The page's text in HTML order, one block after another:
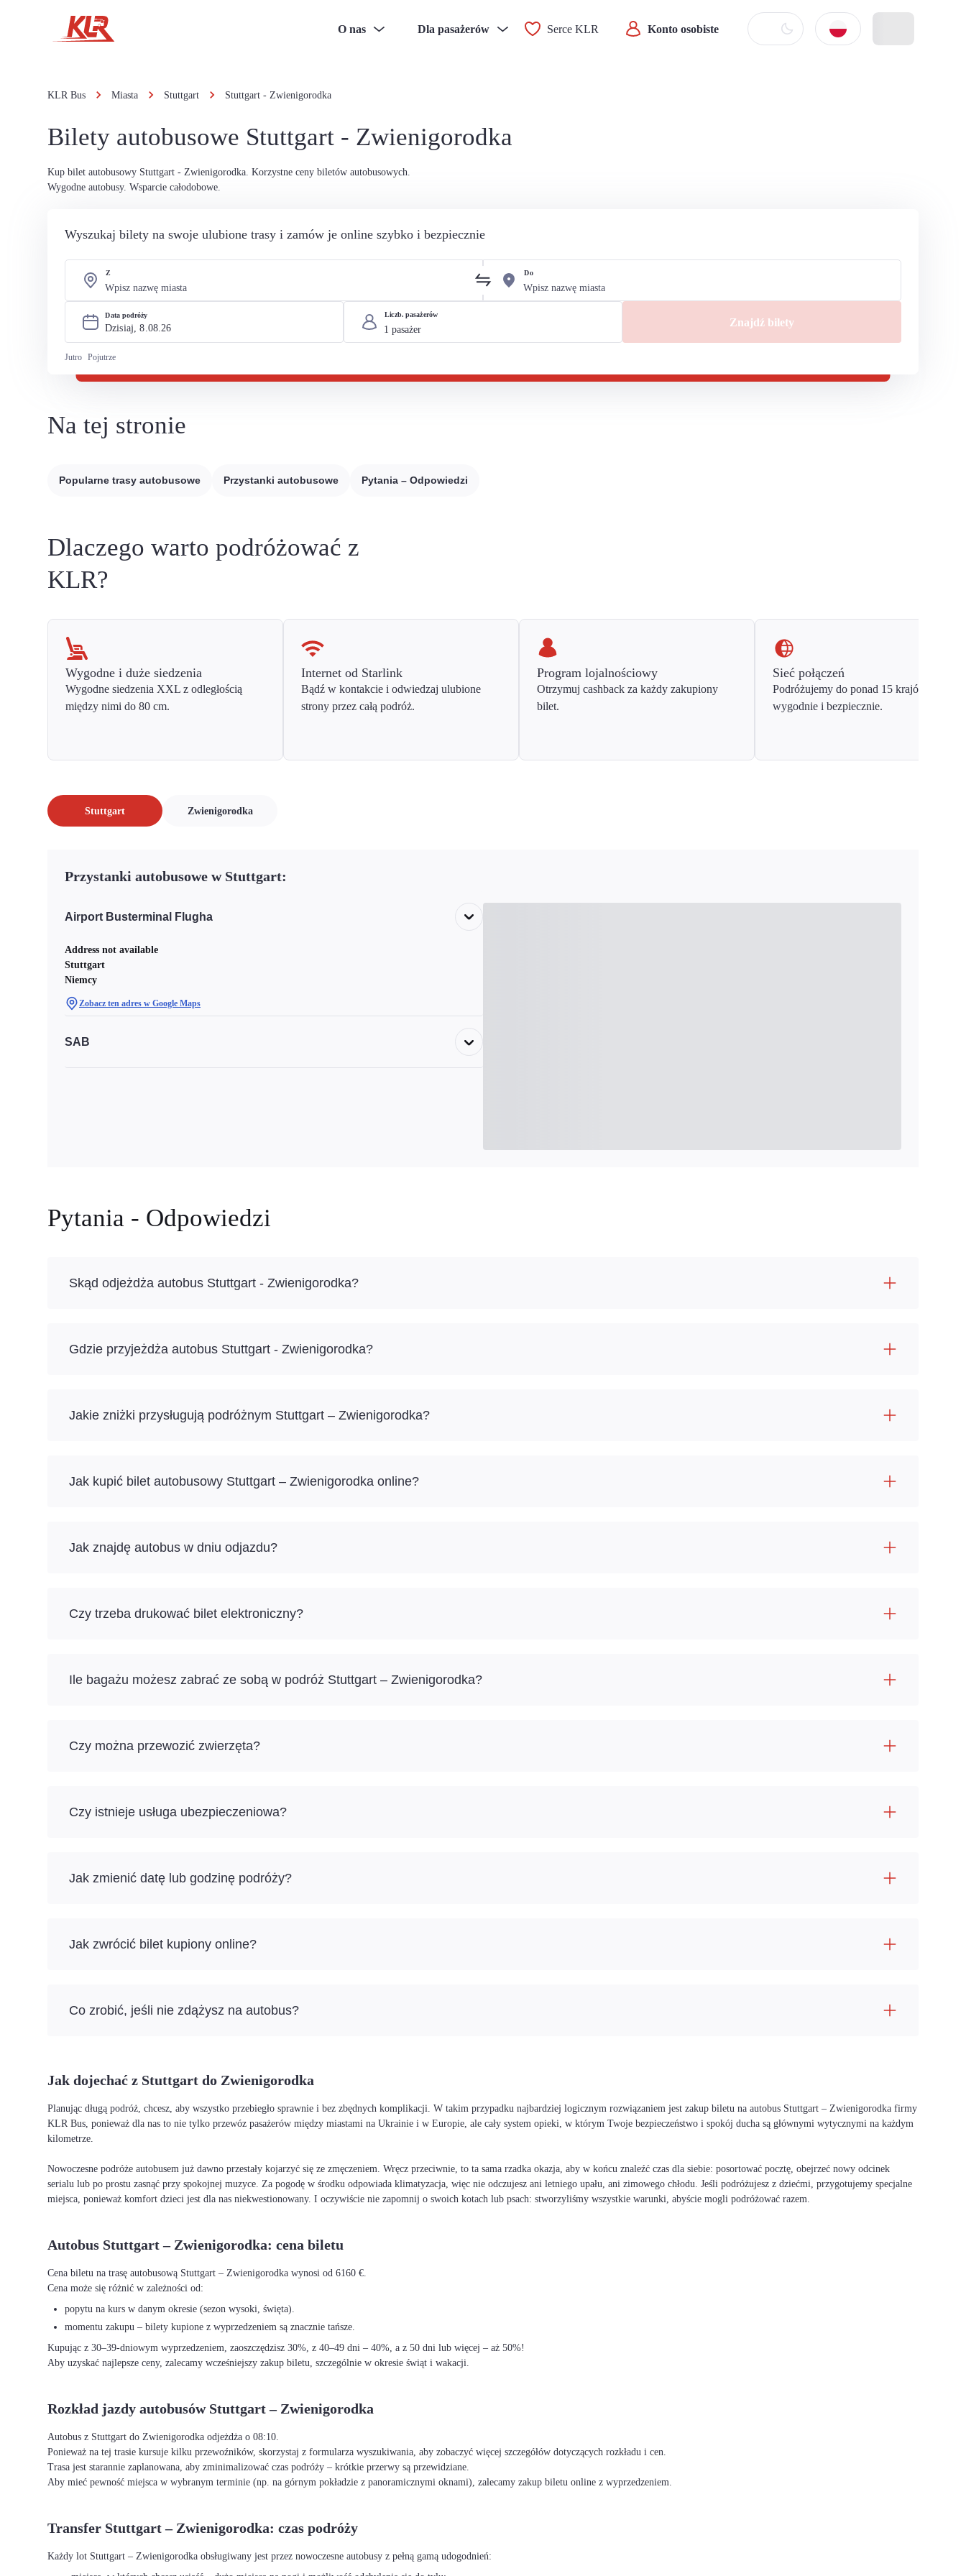
O nas Dla pasażerów Serce KLR Konto osobiste
KLR Bus Miasta Stuttgart Stuttgart - Zwienigorodka
Bilety autobusowe Stuttgart - Zwienigorodka
Kup bilet autobusowy Stuttgart - Zwienigorodka. Korzystne ceny biletów autobusowych.
Wygodne autobusy. Wsparcie całodobowe.
Wyszukaj bilety na swoje ulubione trasy i zamów je online szybko i bezpiecznie
Z Do
Data podróży
Dzisiaj, 8.08.26
Jutro Pojutrze
Liczb. pasażerów
Znajdź bilety
Na tej stronie
Popularne trasy autobusowe Przystanki autobusowe Pytania – Odpowiedzi
Dlaczego warto podróżować z
KLR?
Wygodne i duże siedzenia
Wygodne siedzenia XXL z odległością
między nimi do 80 cm.
Internet od Starlink
Bądź w kontakcie i odwiedzaj ulubione
strony przez całą podróż.
Program lojalnościowy
Otrzymuj cashback za każdy zakupiony
bilet.
Sieć połączeń
Podróżujemy do ponad 15 krajów Europy
wygodnie i bezpiecznie.
Stuttgart Zwienigorodka
Przystanki autobusowe w Stuttgart:
Airport Busterminal Flugha
Address not available
Stuttgart
Niemcy
Zobacz ten adres w Google Maps
SAB
Pytania - Odpowiedzi
Skąd odjeżdża autobus Stuttgart - Zwienigorodka?
Gdzie przyjeżdża autobus Stuttgart - Zwienigorodka?
Jakie zniżki przysługują podróżnym Stuttgart – Zwienigorodka?
Jak kupić bilet autobusowy Stuttgart – Zwienigorodka online?
Jak znajdę autobus w dniu odjazdu?
Czy trzeba drukować bilet elektroniczny?
Ile bagażu możesz zabrać ze sobą w podróż Stuttgart – Zwienigorodka?
Czy można przewozić zwierzęta?
Czy istnieje usługa ubezpieczeniowa?
Jak zmienić datę lub godzinę podróży?
Jak zwrócić bilet kupiony online?
Co zrobić, jeśli nie zdążysz na autobus?
Jak dojechać z Stuttgart do Zwienigorodka
Planując długą podróż, chcesz, aby wszystko przebiegło sprawnie i bez zbędnych komplikacji. W takim przypadku najbardziej logicznym rozwiązaniem jest zakup biletu na autobus Stuttgart – Zwienigorodka firmy
KLR Bus, ponieważ dla nas to nie tylko przewóz pasażerów między miastami na Ukrainie i w Europie, ale cały system opieki, w którym Twoje bezpieczeństwo i spokój ducha są głównymi wytycznymi na każdym
kilometrze.
Nowoczesne podróże autobusem już dawno przestały kojarzyć się ze zmęczeniem. Wręcz przeciwnie, to ta sama rzadka okazja, aby w końcu znaleźć czas dla siebie: posortować pocztę, obejrzeć nowy odcinek
serialu lub po prostu zasnąć przy spokojnej muzyce. Za pogodę w środku odpowiada klimatyzacja, więc nie odczujesz ani letniego upału, ani zimowego chłodu. Jeśli podróżujesz z dziećmi, przygotujemy specjalne
miejsca, ponieważ komfort dzieci jest dla nas niekwestionowany. I oczywiście nie zapomnij o swoich kotach lub psach: stworzyliśmy wszystkie warunki, abyście mogli podróżować razem.
Autobus Stuttgart – Zwienigorodka: cena biletu
Cena biletu na trasę autobusową Stuttgart – Zwienigorodka wynosi od 6160 €.
Cena może się różnić w zależności od:
popytu na kurs w danym okresie (sezon wysoki, święta).
momentu zakupu – bilety kupione z wyprzedzeniem są znacznie tańsze.
Kupując z 30–39-dniowym wyprzedzeniem, zaoszczędzisz 30%, z 40–49 dni – 40%, a z 50 dni lub więcej – aż 50%!
Aby uzyskać najlepsze ceny, zalecamy wcześniejszy zakup biletu, szczególnie w okresie świąt i wakacji.
Rozkład jazdy autobusów Stuttgart – Zwienigorodka
Autobus z Stuttgart do Zwienigorodka odjeżdża o 08:10.
Ponieważ na tej trasie kursuje kilku przewoźników, skorzystaj z formularza wyszukiwania, aby zobaczyć więcej szczegółów dotyczących rozkładu i cen.
Trasa jest starannie zaplanowana, aby zminimalizować czas podróży – krótkie przerwy są przewidziane.
Aby mieć pewność miejsca w wybranym terminie (np. na górnym pokładzie z panoramicznymi oknami), zalecamy zakup biletu online z wyprzedzeniem.
Transfer Stuttgart – Zwienigorodka: czas podróży
Każdy lot Stuttgart – Zwienigorodka obsługiwany jest przez nowoczesne autobusy z pełną gamą udogodnień: